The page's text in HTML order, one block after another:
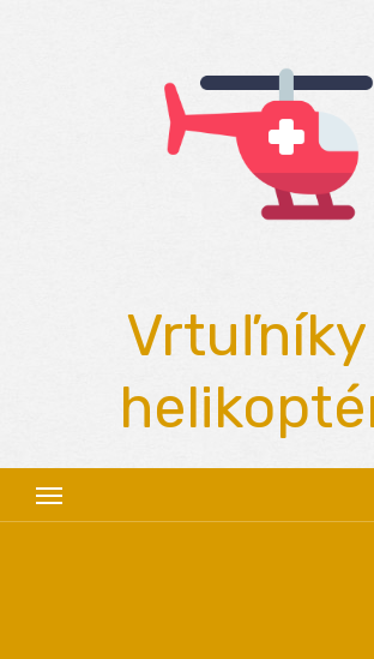
Vrtuľníky